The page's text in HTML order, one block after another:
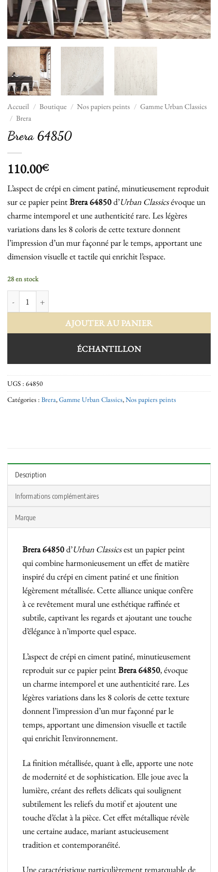
Accueil / Boutique / Nos papiers peints / Gamme Urban Classics
/ Brera
Brera 64850
110.00€
L’aspect de crépi en ciment patiné, minutieusement reproduit
sur ce papier peintBrera64850d’Urban Classicsévoque un
charme intemporel et une authenticité rare. Les légères
variations dans les 8 coloris de cette texture donnent
l’impression d’un mur façonné par le temps, apportant une
dimension visuelle et tactile qui enrichit l’espace.
28 en stock
AJOUTER AU PANIER
ÉCHANTILLON
UGS : 64850
Catégories : Brera,Gamme Urban Classics,Nos papiers peints
Description
Informations complémentaires
Marque
Brera 64850d’Urban Classicsest un papier peint
qui combine harmonieusement un effet de matière
inspiré du crépi en ciment patiné et une finition
légèrement métallisée. Cette alliance unique confère
à ce revêtement mural une esthétique raffinée et
subtile, captivant les regards et ajoutant une touche
d’élégance à n’importe quel espace.
L’aspect de crépi en ciment patiné, minutieusement
reproduit sur ce papier peintBrera64850, évoque
un charme intemporel et une authenticité rare. Les
légères variations dans les 8 coloris de cette texture
donnent l’impression d’un mur façonné par le
temps, apportant une dimension visuelle et tactile
qui enrichit l’environnement.
La finition métallisée, quant à elle, apporte une note
de modernité et de sophistication. Elle joue avec la
lumière, créant des reflets délicats qui soulignent
subtilement les reliefs du motif et ajoutent une
touche d’éclat à la pièce. Cet effet métallique révèle
une certaine audace, mariant astucieusement
tradition et contemporanéité.
Une caractéristique particulièrement remarquable de